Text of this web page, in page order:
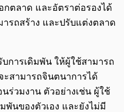
กตลาด และอัตราต่อรองได้
ารถสร้าง และปรับแต่งตลาด
บการเดิมพัน ให้ผู้ใช้สามารถ
สามารถจินตนาการได้
ร่วมงาน ตัวอย่างเช่น ผู้ใช้
พันของตัวเอง และยังไม่มี